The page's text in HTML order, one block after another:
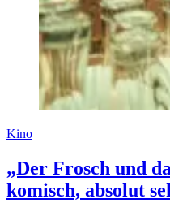
Kino
„Der Frosch und
komisch, absolut